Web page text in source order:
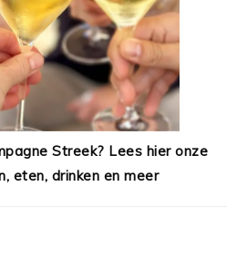
Streek? Lees hier onze
eten, drinken en meer